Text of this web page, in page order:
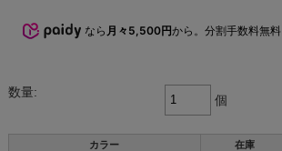
なら 月々5,500円から。分割手数料無料
数量:
個
カラー 在庫